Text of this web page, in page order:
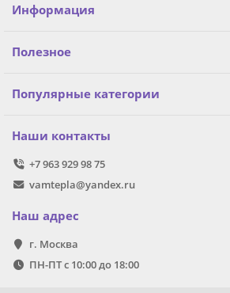
Информация
Полезное
Популярные категории
Наши контакты
+7 963 929 98 75
vamtepla@yandex.ru
Наш адрес
г. Москва
ПН-ПТ с 10:00 до 18:00